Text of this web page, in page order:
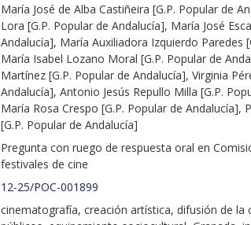
María José de Alba Castiñeira [G.P. Popular de
Lora [G.P. Popular de Andalucía], María José
Andalucía], María Auxiliadora Izquierdo Paredes
María Isabel Lozano Moral [G.P. Popular de
Martínez [G.P. Popular de Andalucía], Virginia
Andalucía], Antonio Jesús Repullo Milla [G.P.
María Rosa Crespo [G.P. Popular de Andalucía],
[G.P. Popular de Andalucía]
Pregunta con ruego de respuesta oral en
festivales de cine
12-25/POC-001899
cinematografía, creación artística, difusión de la